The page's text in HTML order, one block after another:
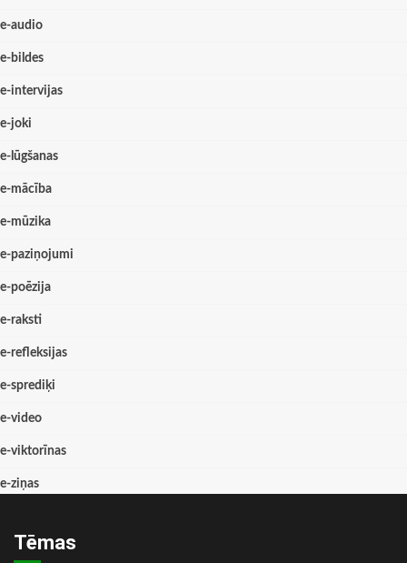
e-audio
e-bildes
e-intervijas
e-joki
e-lūgšanas
e-mācība
e-mūzika
e-paziņojumi
e-poēzija
e-raksti
e-refleksijas
e-sprediķi
e-video
e-viktorīnas
e-ziņas
Tēmas